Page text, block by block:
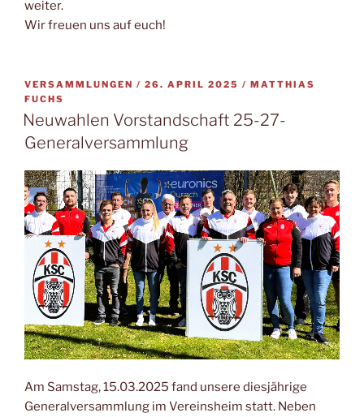
weiter.
Wir freuen uns auf euch!
VERSAMMLUNGEN / VERÖFFENTLICHT
26. APRIL 2025 / MATTHIAS
FUCHS
Neuwahlen Vorstandschaft 25-27-
Generalversammlung
Am Samstag, 15.03.2025 fand unsere diesjährige
Generalversammlung im Vereinsheim statt. Neben